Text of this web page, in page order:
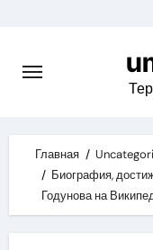
content
Главная
Биография,
Годунова на